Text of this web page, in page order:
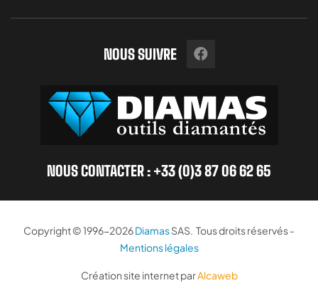
NOUS SUIVRE
NOUS CONTACTER : +33 (0)3 87 06 62 65
Copyright © 1996-2026DiamasSAS. Tous droits réservés -
Mentions légales
Création site internet parAlcaweb